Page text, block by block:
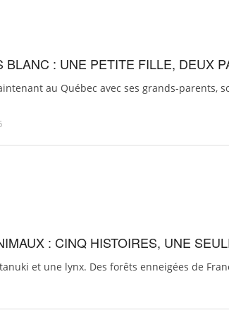
BLANC : UNE PETITE FILLE, DEUX
au Québec avec ses grands-parents,
: CINQ HISTOIRES, UNE
et une lynx. Des forêts enneigées de